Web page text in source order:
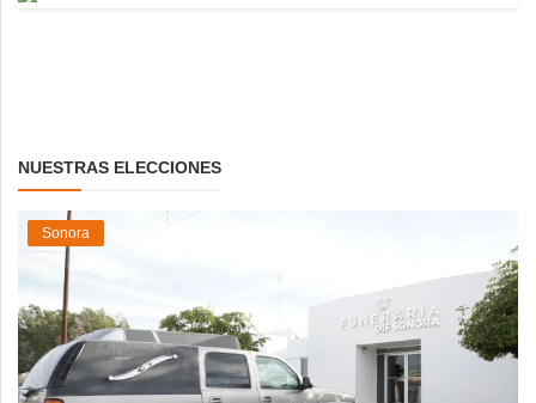
NUESTRAS ELECCIONES
Sonora